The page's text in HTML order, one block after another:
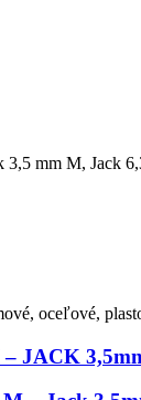
3,5 mm M, Jack
oceľové,
JACK